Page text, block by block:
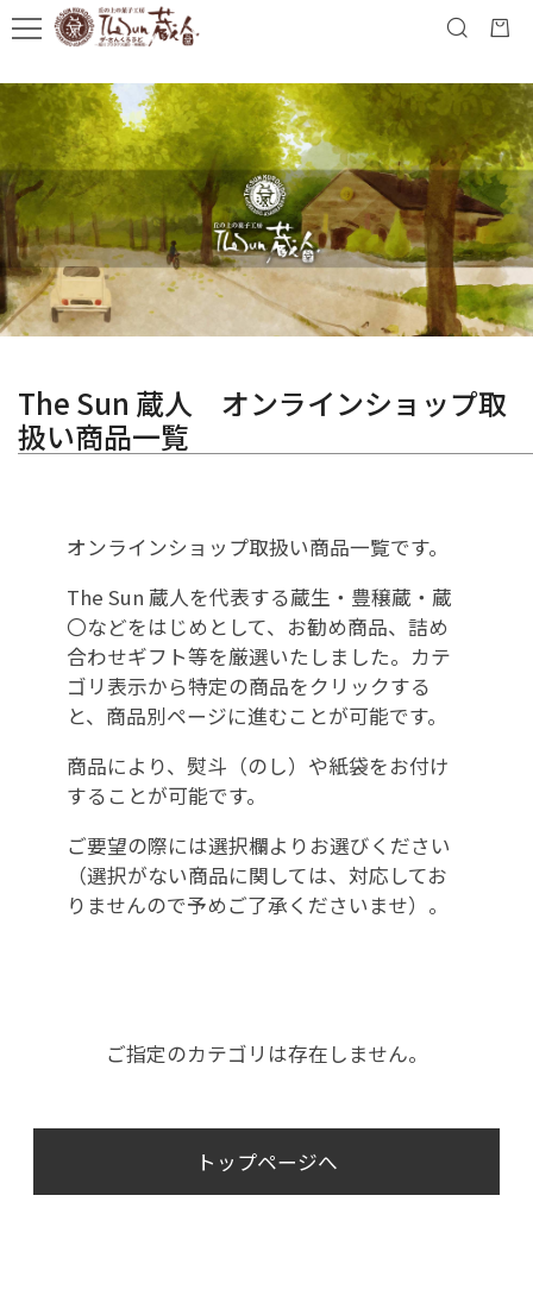
The Sun 蔵人 オンラインショップ取
扱い商品一覧
オンラインショップ取扱い商品一覧です。
The Sun 蔵人を代表する蔵生・豊穣蔵・蔵
〇などをはじめとして、お勧め商品、詰め
合わせギフト等を厳選いたしました。カテ
ゴリ表示から特定の商品をクリックする
と、商品別ページに進むことが可能です。
商品により、熨斗（のし）や紙袋をお付け
することが可能です。
ご要望の際には選択欄よりお選びください
（選択がない商品に関しては、対応してお
りませんので予めご了承くださいませ）。
ご指定のカテゴリは存在しません。
トップページへ